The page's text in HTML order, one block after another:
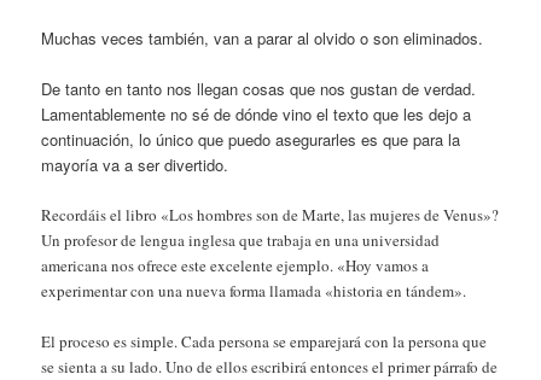
Muchas veces también, van a parar al olvido o son eliminados.
De tanto en tanto nos llegan cosas que nos gustan de verdad.
Lamentablemente no sé de dónde vino el texto que les dejo a
continuación, lo único que puedo asegurarles es que para la
mayoría va a ser divertido.
Recordáis el libro «Los hombres son de Marte, las mujeres de Venus»?
Un profesor de lengua inglesa que trabaja en una universidad
americana nos ofrece este excelente ejemplo. «Hoy vamos a
experimentar con una nueva forma llamada «historia en tándem».
El proceso es simple. Cada persona se emparejará con la persona que
se sienta a su lado. Uno de ellos escribirá entonces el primer párrafo de